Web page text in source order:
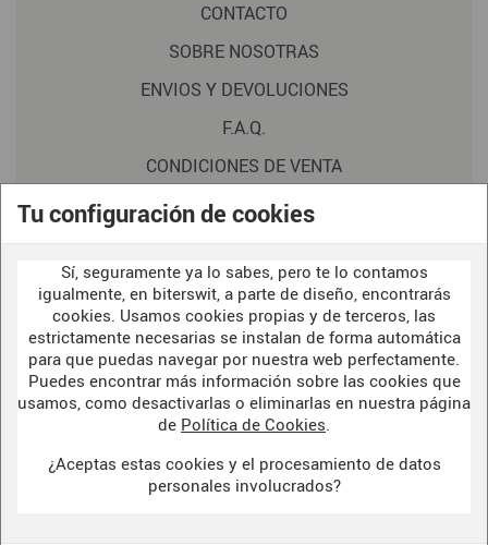
Tu configuración de cookies
Sí, seguramente ya lo sabes, pero te lo contamos
igualmente, en biterswit, a parte de diseño, encontrarás
cookies. Usamos cookies propias y de terceros, las
estrictamente necesarias se instalan de forma automática
para que puedas navegar por nuestra web perfectamente.
Puedes encontrar más información sobre las cookies que
usamos, como desactivarlas o eliminarlas en nuestra página
de Política de Cookies.
¿Aceptas estas cookies y el procesamiento de datos
personales involucrados?
CONTACTO
SOBRE NOSOTRAS
ENVIOS Y DEVOLUCIONES
F.A.Q.
CONDICIONES DE VENTA
POLITICA DE PRIVACIDAD
AVISO LEGAL
POLÍTICA DE COOKIES
WELCOME TO OUR
DARK SIDE
BITERSWIT STUDIO